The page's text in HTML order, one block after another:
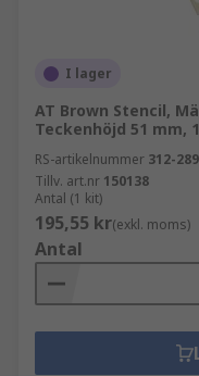
I lager
AT Brown Stencil,
Teckenhöjd 51 mm,
RS-artikelnummer 312-
Tillv. art.nr 150138
Antal (1 kit)
195,55 kr(exkl. moms)
Antal